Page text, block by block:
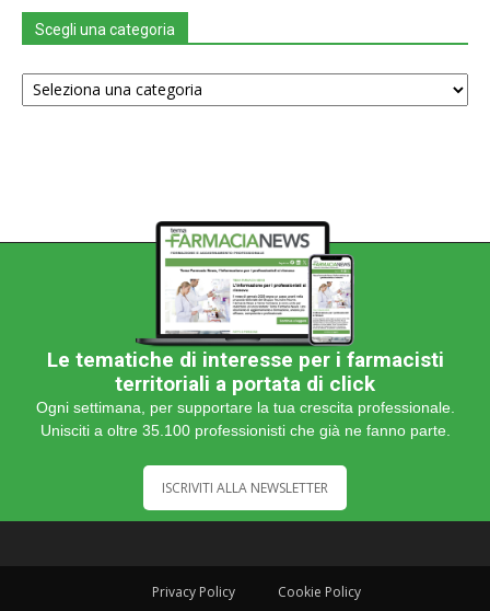
Scegli una categoria
Scegli
una
Le tematiche di interesse per i farmacisti
territoriali a portata di click
Ogni settimana, per supportare la tua crescita professionale.
Unisciti a oltre 35.100 professionisti che già ne fanno parte.
ISCRIVITI ALLA NEWSLETTER
Privacy Policy Cookie Policy